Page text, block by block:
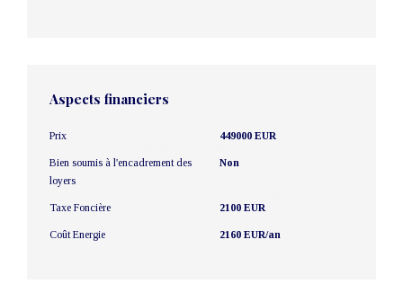
Aspects financiers
Prix 449000 EUR
Bien soumis à l'encadrement des
loyers
Non
Taxe Foncière 2100 EUR
Coût Energie 2160 EUR/an